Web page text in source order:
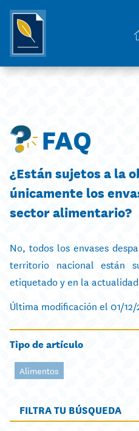
FAQ
¿Están sujetos a la
únicamente los
sector alimentario?
No, todos los envases
territorio nacional están
etiquetado y en la
Última modificación el 01/12/
Tipo de artículo
Alimentos
FILTRA TU BÚSQUEDA